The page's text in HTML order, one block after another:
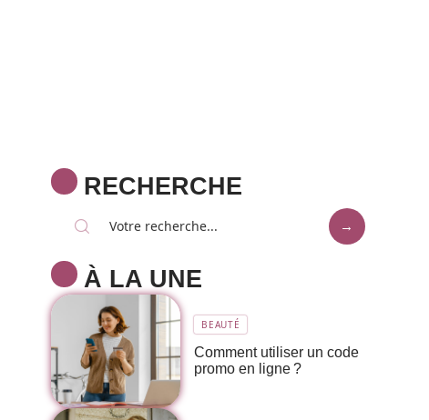
RECHERCHE
À LA UNE
BEAUTÉ
Comment utiliser un code
promo en ligne ?